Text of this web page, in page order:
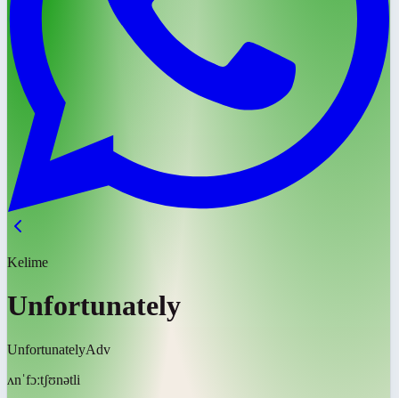
Kelime
Unfortunately
UnfortunatelyAdv
ʌnˈfɔːtʃʊnətli